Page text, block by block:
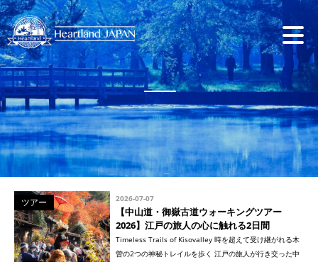
ツアー 2026-07-07
【中山道・御嶽古道ウォーキングツアー
2026】江戸の旅人の心に触れる2日間
Timeless Trails of Kisovalley 時を超えて受け継がれる木
曽の2つの神秘トレイルを歩く 江戸の旅人が行き交った中